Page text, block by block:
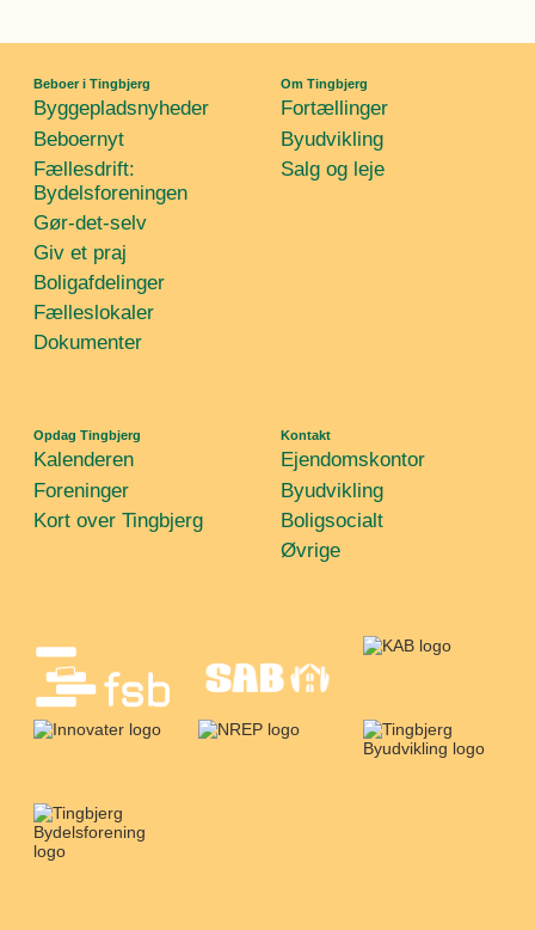
Beboer i Tingbjerg
Byggepladsnyheder
Beboernyt
Fællesdrift:
Bydelsforeningen
Gør-det-selv
Giv et praj
Boligafdelinger
Fælleslokaler
Dokumenter
Om Tingbjerg
Fortællinger
Byudvikling
Salg og leje
Opdag Tingbjerg
Kalenderen
Foreninger
Kort over Tingbjerg
Kontakt
Ejendomskontor
Byudvikling
Boligsocialt
Øvrige